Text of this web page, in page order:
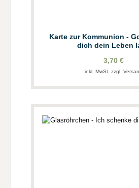
Karte zur Kommunion -
dich dein Leben
3,70 €
inkl. MwSt. zzgl.